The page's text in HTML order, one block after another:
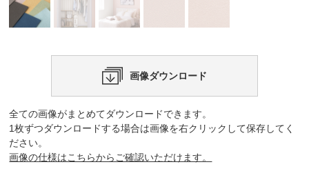
画像ダウンロード
全ての画像がまとめてダウンロードできます。
1枚ずつダウンロードする場合は画像を右クリックして保存してく
ださい。
画像の仕様はこちらからご確認いただけます。